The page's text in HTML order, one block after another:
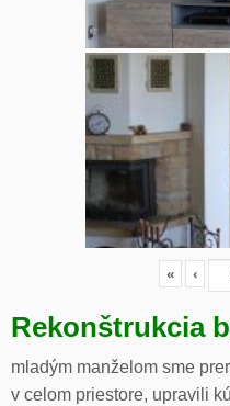
« ‹
Rekonštrukcia
mladým manželom sme
v celom priestore, upravili